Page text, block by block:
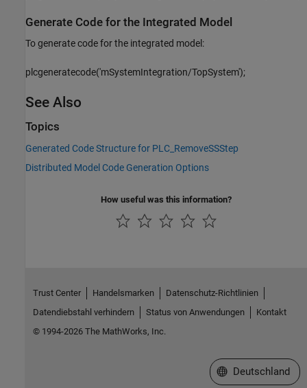
Generate Code for the Integrated Model
To generate code for the integrated model:
plcgeneratecode('mSystemIntegration/TopSystem');
See Also
Topics
Generated Code Structure for PLC_RemoveSSStep
Distributed Model Code Generation Options
How useful was this information?
Trust Center Handelsmarken
Datenschutz-Richtlinien
Datendiebstahl verhindern
Status von Anwendungen
Kontakt
© 1994-2026 The MathWorks, Inc.
Website auswählen
Deutschland